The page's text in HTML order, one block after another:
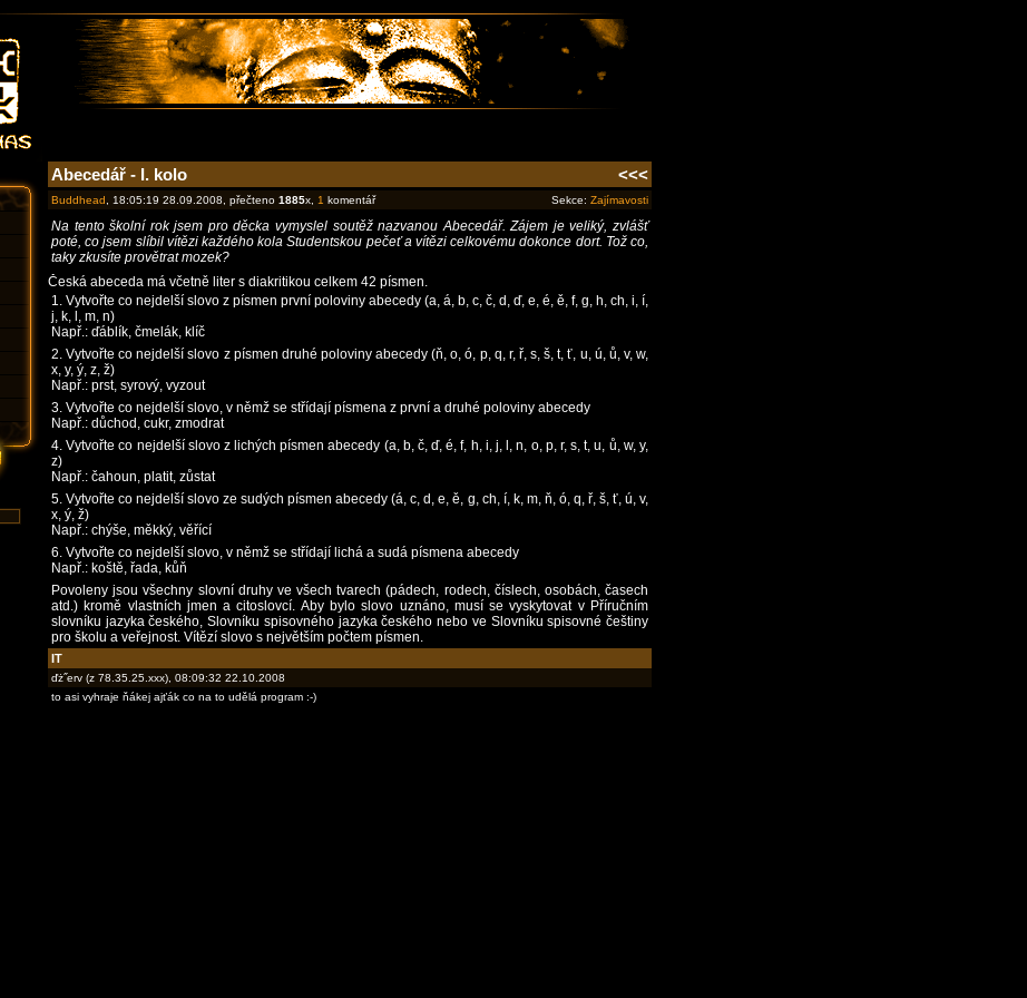
Abecedář - I. kolo <<<
Buddhead , 18:05:19 28.09.2008, přečteno 1885x, 1 komentář Sekce: Zajímavosti
Na tento školní rok jsem pro děcka vymyslel soutěž nazvanou Abecedář. Zájem je veliký, zvlášť
poté, co jsem slíbil vítězi každého kola Studentskou pečeť a vítězi celkovému dokonce dort. Tož co,
taky zkusíte provětrat mozek?
Česká abeceda má včetně liter s diakritikou celkem 42 písmen.
1. Vytvořte co nejdelší slovo z písmen první poloviny abecedy (a, á, b, c, č, d, ď, e, é, ě, f, g, h, ch, i, í,
j, k, l, m, n)
Např.: ďáblík, čmelák, klíč
2. Vytvořte co nejdelší slovo z písmen druhé poloviny abecedy (ň, o, ó, p, q, r, ř, s, š, t, ť, u, ú, ů, v, w,
x, y, ý, z, ž)
Např.: prst, syrový, vyzout
3. Vytvořte co nejdelší slovo, v němž se střídají písmena z první a druhé poloviny abecedy
Např.: důchod, cukr, zmodrat
4. Vytvořte co nejdelší slovo z lichých písmen abecedy (a, b, č, ď, é, f, h, i, j, l, n, o, p, r, s, t, u, ů, w, y,
z)
Např.: čahoun, platit, zůstat
5. Vytvořte co nejdelší slovo ze sudých písmen abecedy (á, c, d, e, ě, g, ch, í, k, m, ň, ó, q, ř, š, ť, ú, v,
x, ý, ž)
Např.: chýše, měkký, věřící
6. Vytvořte co nejdelší slovo, v němž se střídají lichá a sudá písmena abecedy
Např.: koště, řada, kůň
Povoleny jsou všechny slovní druhy ve všech tvarech (pádech, rodech, číslech, osobách, časech
atd.) kromě vlastních jmen a citoslovcí. Aby bylo slovo uznáno, musí se vyskytovat v Příručním
slovníku jazyka českého, Slovníku spisovného jazyka českého nebo ve Slovníku spisovné češtiny
pro školu a veřejnost. Vítězí slovo s největším počtem písmen.
IT
ďż˝erv (z 78.35.25.xxx), 08:09:32 22.10.2008
to asi vyhraje ňákej ajťák co na to udělá program :-)